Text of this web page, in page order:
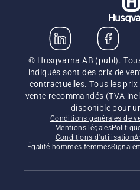
© Husqvarna AB (publ).
indiqués sont des prix de
contractuelles. Tous les
vente recommandés (TVA
disponible pour
Conditions générales de
Mentions légales
Conditions d'utilisation
Égalité hommes femmes